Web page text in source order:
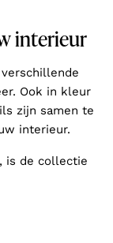
interieur
Ook in kleur
zijn samen te
interieur.
is de collectie